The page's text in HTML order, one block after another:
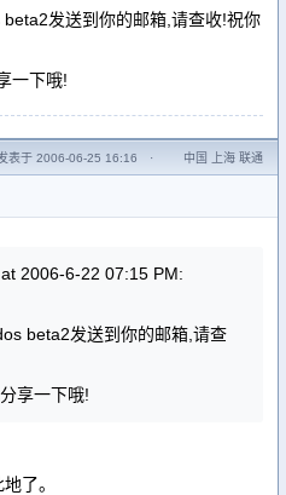
发送到你的邮箱,请查收!祝你
一下哦!
表于 2006-06-25 16:16 · 中国 上海 联通
2006-6-22 07:15 PM:
beta2发送到你的邮箱,请查
享一下哦!
了。